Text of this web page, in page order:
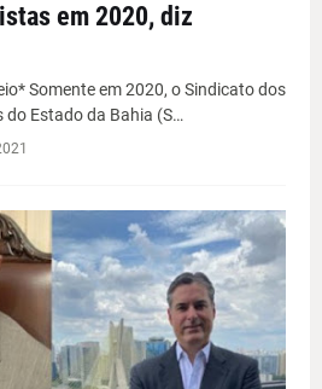
em 2020, diz
Somente em 2020, o Sindicato dos
Estado da Bahia (S…